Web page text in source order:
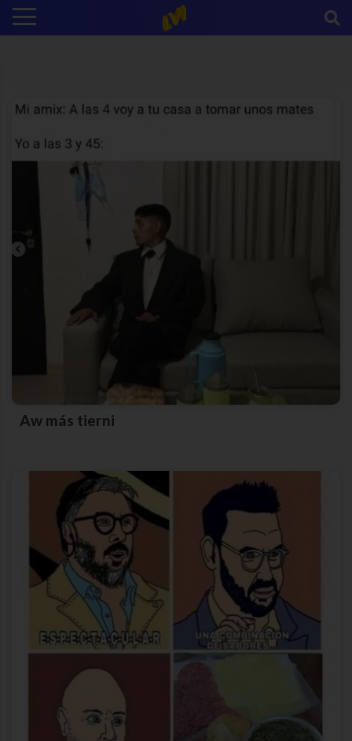
Aw más tierni